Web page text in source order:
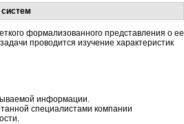
формализованного представления о ее
проводится изучение характеристик
информации.
специалистами компании